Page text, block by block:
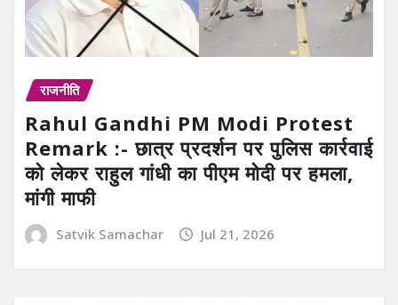
राजनीति
Rahul Gandhi PM Modi Protest
Remark :- छात्र प्रदर्शन पर पुलिस कार्रवाई
को लेकर राहुल गांधी का पीएम मोदी पर हमला,
मांगी माफी
Satvik Samachar Jul 21, 2026